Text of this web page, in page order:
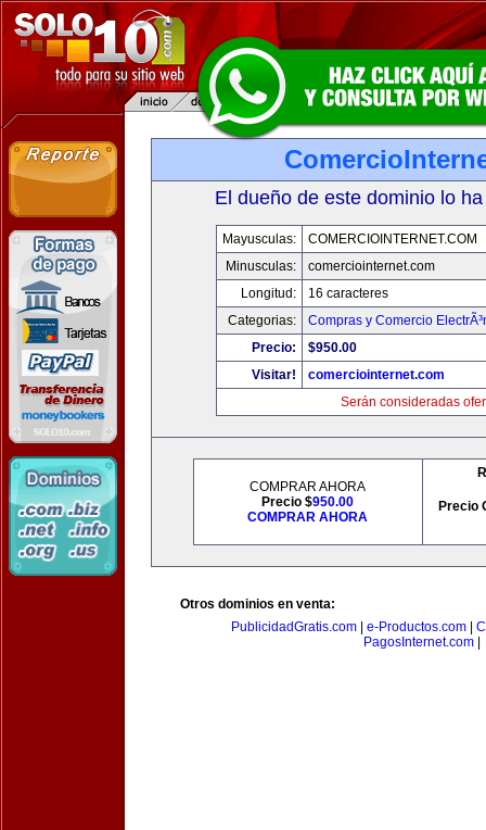
El dueño de este dominio lo
Mayusculas:
COMERCIOINTERNET.COM
Minusculas:
comerciointernet.com
Longitud:
16 caracteres
Categorias:
Compras y Comercio
Precio:
$950.00
Visitar!
comerciointernet.com
Serán consideradas
COMPRAR AHORA
Precio $950.00
COMPRAR AHORA
Precio
Otros dominios en venta:
PublicidadGratis.com
e-Productos.com
PagosInternet.com